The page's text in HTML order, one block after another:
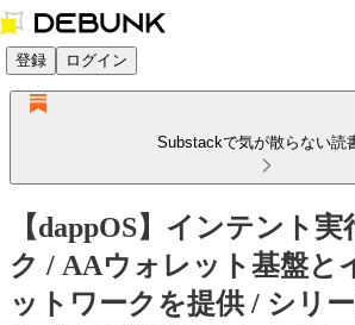
登録 ログイン
Substackで気が散らない読
【dappOS】インテント
ク / AAウォレット基盤と
ットワークを提供 / シリ